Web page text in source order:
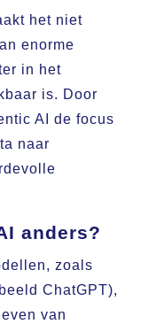
het niet
enorme
in het
is. Door
AI de focus
naar
anders?
zoals
ChatGPT),
van